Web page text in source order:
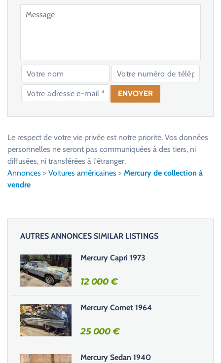
e
s
e
r
c
e
c
h
a
m
p
Le respect de votre vie privée est notre priorité. Vos données
personnelles ne seront pas communiquées à des tiers, ni
diffusées, ni transférées à l'étranger.
Annonces > Voitures américaines > Mercury de collection à
vendre
AUTRES ANNONCES SIMILAR LISTINGS
Mercury Capri 1973
12 000€
Mercury Comet 1964
25 000€
Mercury Sedan 1940